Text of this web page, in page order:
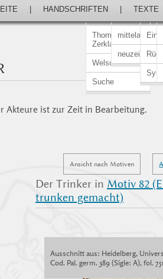
Thomasin von
Zerklaere
Welscher Gast
Suche
HANDSCHRIFTEN
mittelalterlich
neuzeitlich
TEXTE
Akteure ist zur Zeit in Bearbeitung.
Ansicht nach Motiven
Der Trinker in Motiv 82
trunken gemacht)
Ausschnitt aus: Heidelberg,
Cod. Pal. germ. 389 (Sigle: A), fol.